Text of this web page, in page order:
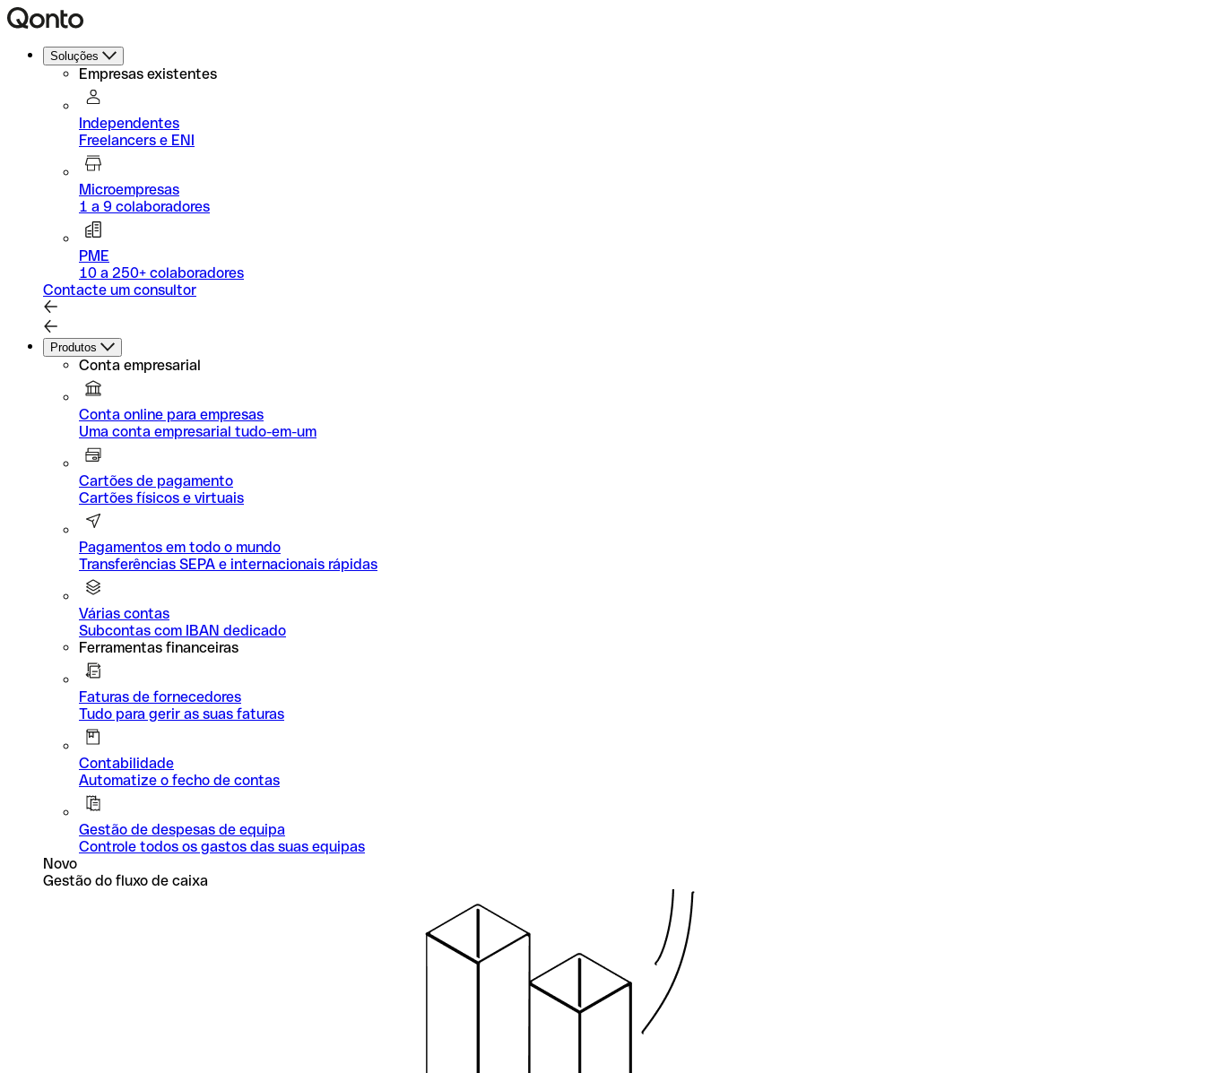
Soluções
Empresas existentes
Independentes
Freelancers e ENI
Microempresas
1 a 9 colaboradores
PME
10 a 250+ colaboradores
Contacte um consultor
Produtos
Conta empresarial
Conta online para empresas
Uma conta empresarial tudo-em-um
Cartões de pagamento
Cartões físicos e virtuais
Pagamentos em todo o mundo
Transferências SEPA e internacionais rápidas
Várias contas
Subcontas com IBAN dedicado
Ferramentas financeiras
Faturas de fornecedores
Tudo para gerir as suas faturas
Contabilidade
Automatize o fecho de contas
Gestão de despesas de equipa
Controle todos os gastos das suas equipas
Novo
Gestão do fluxo de caixa